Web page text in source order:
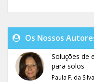
Os Nossos
Soluções de
para solos
Paula F. da Silva